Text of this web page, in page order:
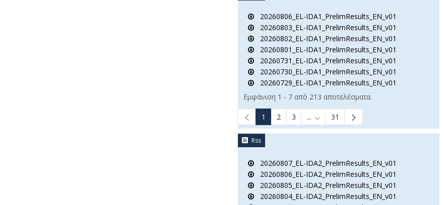
20260806_EL-IDA1_PrelimResults_EN_v01
20260803_EL-IDA1_PrelimResults_EN_v01
20260802_EL-IDA1_PrelimResults_EN_v01
20260801_EL-IDA1_PrelimResults_EN_v01
20260731_EL-IDA1_PrelimResults_EN_v01
20260730_EL-IDA1_PrelimResults_EN_v01
20260729_EL-IDA1_PrelimResults_EN_v01
Εμφάνιση 1 - 7 από 213 αποτελέσματα.
1 2 3 ... Ενδιάμεσες σελίδες Use TAB to navigate.
31
Rss
20260807_EL-IDA2_PrelimResults_EN_v01
20260806_EL-IDA2_PrelimResults_EN_v01
20260805_EL-IDA2_PrelimResults_EN_v01
20260804_EL-IDA2_PrelimResults_EN_v01